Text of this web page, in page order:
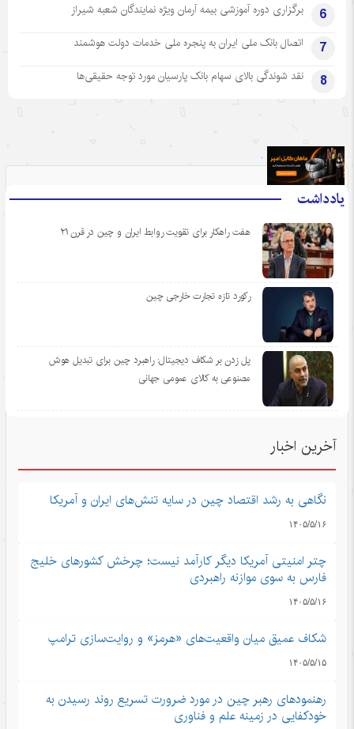
6 برگزاری دوره آموزشی بیمه آرمان ویژه نمایندگان شعبه شیراز
7 اتصال بانک ملی ایران به پنجره ملی خدمات دولت هوشمند
8 نقد شوندگی بالای سهام بانک پارسیان مورد توجه حقیقی‌ها
یادداشت
هفت راهکار برای تقویت روابط ایران و چین در قرن ۲۱
رکورد تازه تجارت خارجی چین
پل زدن بر شکاف دیجیتال: راهبرد چین برای تبدیل هوش
مصنوعی به کالای عمومی جهانی
.
آخرین اخبار
نگاهی به رشد اقتصاد چین در سایه تنش‌های ایران و آمریکا
۱۴۰۵/۵/۱۶
چتر امنیتی آمریکا دیگر کارآمد نیست؛ چرخش کشورهای خلیج
فارس به سوی موازنه راهبردی
۱۴۰۵/۵/۱۶
شکاف عمیق میان واقعیت‌های «هرمز» و روایت‌سازی ترامپ
۱۴۰۵/۵/۱۵
رهنمودهای رهبر چین در مورد ضرورت تسریع روند رسیدن به
خودکفایی در زمینه علم و فناوری